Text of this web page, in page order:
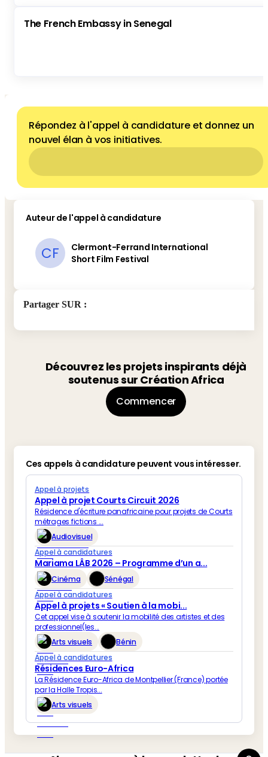
The French Embassy in Senegal
Répondez à l'appel à candidature et donnez un
nouvel élan à vos initiatives.
Auteur de l'appel à candidature
CF
Clermont-Ferrand International
Short Film Festival
Partager SUR :
Découvrez les projets inspirants déjà
soutenus sur Création Africa
Commencer
Ces appels à candidature peuvent vous intéresser.
Appel à projets
Appel à projet Courts Circuit 2026
Résidence d'écriture panafricaine pour projets de Courts
métrages fictions ...
Audiovisuel
Appel à candidatures
Mariama LÂB 2026 – Programme d’un a...
Cinéma
Sénégal
Appel à candidatures
Appel à projets « Soutien à la mobi...
Cet appel vise à soutenir la mobilité des artistes et des
professionnel(les...
Arts visuels
Bénin
Appel à candidatures
Résidences Euro-Africa
La Résidence Euro-Africa de Montpellier (France) portée
par la Halle Tropis...
Arts visuels